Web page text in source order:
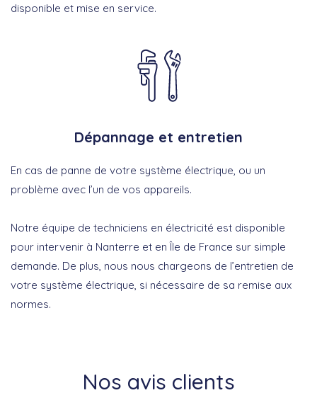
disponible et mise en service.
Dépannage et entretien
En cas de panne de votre système électrique, ou un
problème avec l’un de vos appareils.
Notre équipe de techniciens en électricité est disponible
pour intervenir à Nanterre et en Île de France sur simple
demande. De plus, nous nous chargeons de l’entretien de
votre système électrique, si nécessaire de sa remise aux
normes.
Nos avis clients